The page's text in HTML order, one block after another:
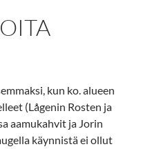
kun ko. alueen
(Lågenin Rosten ja
aamukahvit ja Jorin
käynnistä ei ollut